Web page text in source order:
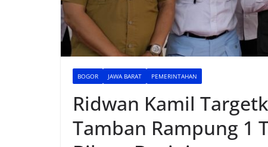
BOGOR JAWA BARAT PEMERINTAHAN
Ridwan Kamil
Tamban Rampung 1